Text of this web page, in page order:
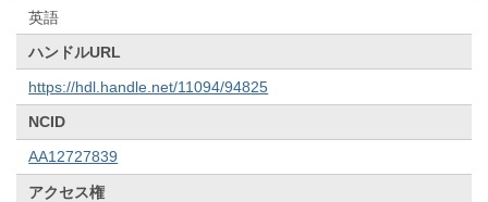
英語
ハンドルURL
https://hdl.handle.net/11094/94825
NCID
AA12727839
アクセス権